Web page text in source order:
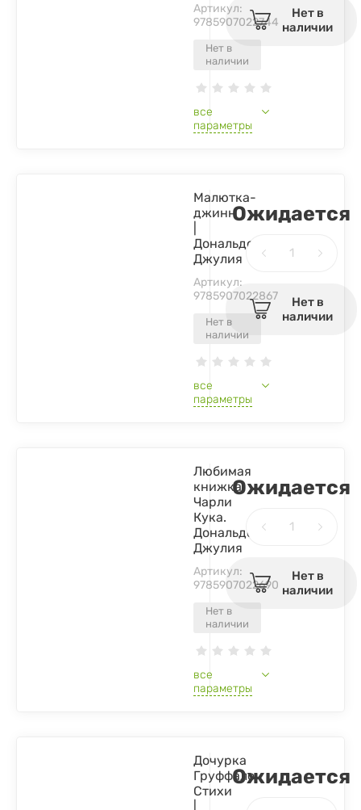
Нет в
наличии
Артикул:
9785907022744
все
параметры
Нет в
наличии
Нет в
наличии
Малютка-
джинн
Дональдсон
Джулия
Артикул:
9785907022867
все
параметры
Ожидается
Нет в
наличии
Нет в
наличии
Любимая
книжка
Чарли
Кука.
Дональдсон
Джулия
Артикул:
9785907022690
все
параметры
Ожидается
Нет в
наличии
Дочурка
Груффало.
Стихи
Ожидается